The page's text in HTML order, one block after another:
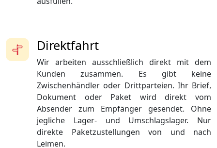
Direktfahrt
Wir arbeiten ausschließlich direkt mit dem
Kunden zusammen. Es gibt keine
Zwischenhändler oder Drittparteien. Ihr Brief,
Dokument oder Paket wird direkt vom
Absender zum Empfänger gesendet. Ohne
jegliche Lager- und Umschlagslager. Nur
direkte Paketzustellungen von und nach
Leimen.